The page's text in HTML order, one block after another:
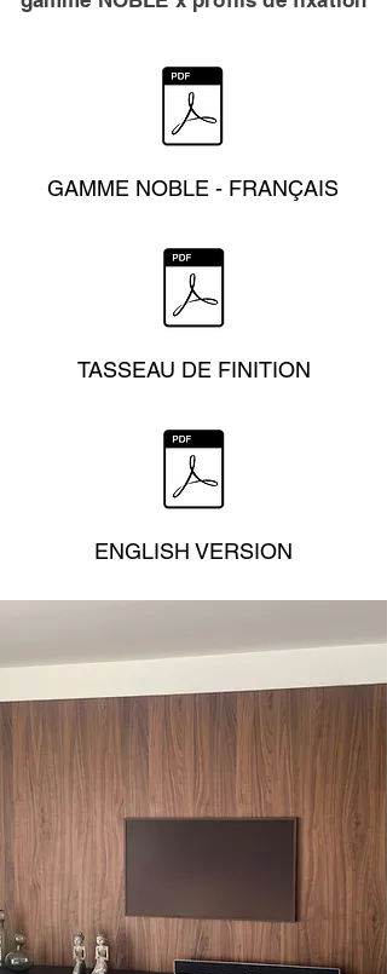
GAMME NOBLE - FRANÇAIS
TASSEAU DE FINITION
ENGLISH VERSION